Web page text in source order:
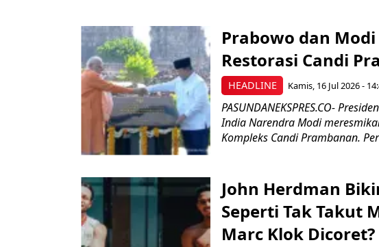
HEADLINE
Prabowo dan
Restorasi Candi
Kamis, 16 Jul 2026 -
PASUNDANEKSPRES.CO-
India Narendra Modi
Kompleks Candi Prambanan.
John Herdman
Seperti Tak Takut
Marc Klok Dicoret?